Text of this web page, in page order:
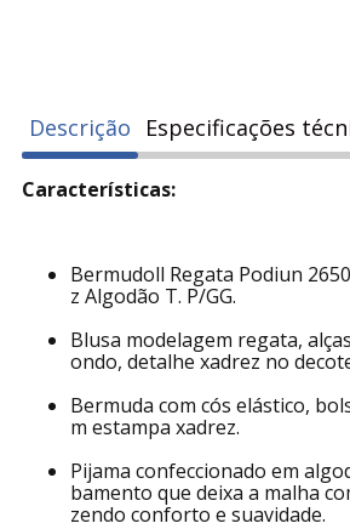
Descrição Especificações
Características:
Bermudoll Regata Podiun
z Algodão T. P/GG.
Blusa modelagem regata,
ondo, detalhe xadrez no
Bermuda com cós elástico,
m estampa xadrez.
Pijama confeccionado em
bamento que deixa a malha
zendo conforto e suavidade.